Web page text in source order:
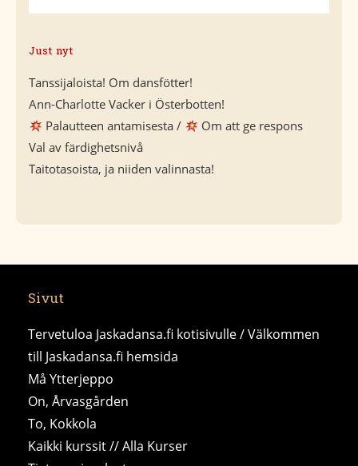
Just nyt
Tanssijaloista! Om dansfötter!
Ann-Charlotte Vacker i Österbotten!
Palautteen antamisesta /
Om att ge respons
Val av färdighetsnivå
Taitotasoista, ja niiden valinnasta!
Sivut
Tervetuloa Jaskadansa.fi kotisivulle / Välkommen
till Jaskadansa.fi hemsida
Må Ytterjeppo
On, Årvasgården
To, Kokkola
Kaikki kurssit // Alla Kurser